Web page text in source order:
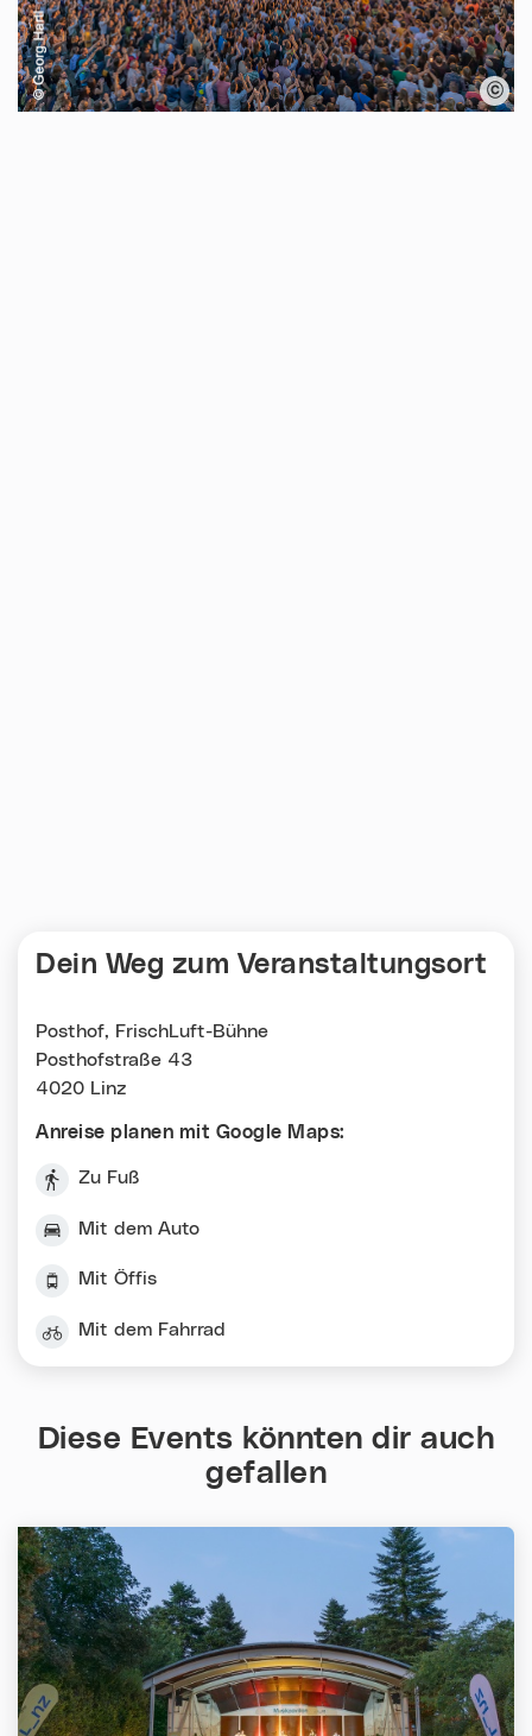
Dein Weg zum Veranstaltungsort
Posthof, FrischLuft-Bühne
Posthofstraße 43
4020 Linz
Anreise planen mit Google Maps:
Zu Fuß
Mit dem Auto
Mit Öffis
Mit dem Fahrrad
Diese Events könnten dir auch
gefallen